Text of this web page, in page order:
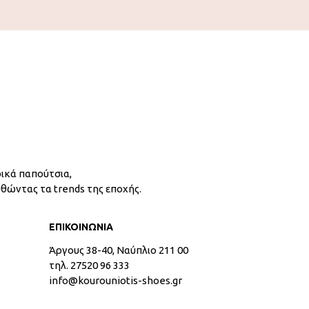
παπούτσια,
τα trends της εποχής.
ΕΠΙΚΟΙΝΩΝΙΑ
Άργους 38-40, Ναύπλιο 211 00
τηλ. 27520 96 333
info@kourouniotis-shoes.gr